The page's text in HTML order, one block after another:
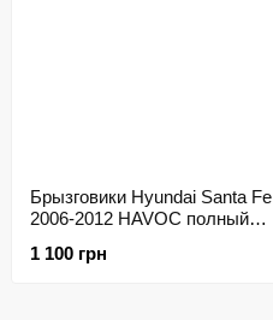
Брызговики Hyundai Santa Fe
2006-2012 HAVOC полный
1 100 грн